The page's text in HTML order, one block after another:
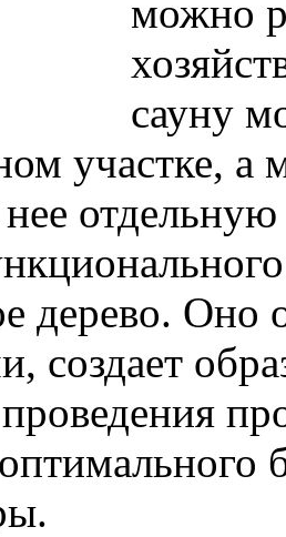
можно
сауну
участке,
нее
дерево. Оно
создает